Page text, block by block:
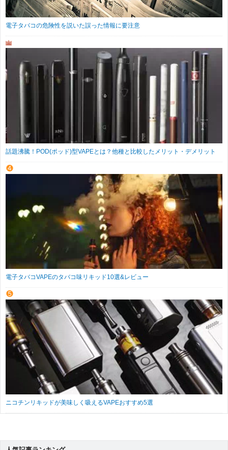
電子タバコの危険性を説いた誤った情報に要注意
話題沸騰！POD(ポッド)型VAPEとは？他種と比較したメリット・デメリット
電子タバコVAPEのタバコ味リキッド10選&レビュー
ニコチンリキッドが美味しく吸えるVAPEおすすめ5選